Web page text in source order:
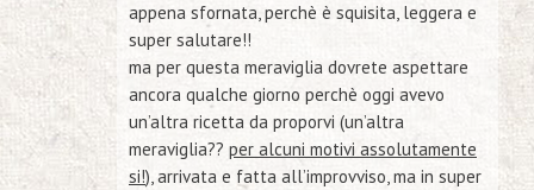
appena sfornata, perchè è squisita, leggera e
super salutare!!
ma per questa meraviglia dovrete aspettare
ancora qualche giorno perchè oggi avevo
un’altra ricetta da proporvi (un’altra
meraviglia?? per alcuni motivi assolutamente
si!), arrivata e fatta all’improvviso, ma in super